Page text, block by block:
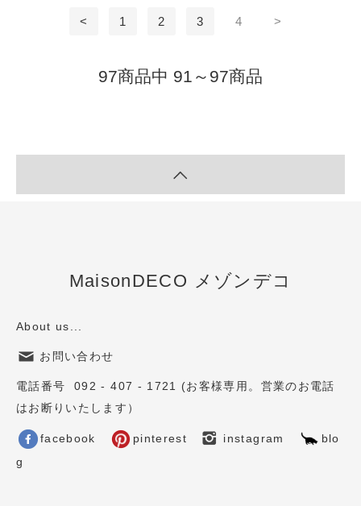
< 1 2 3 4 >
97商品中 91～97商品
MaisonDECO メゾンデコ
About us...
お問い合わせ
電話番号 092 - 407 - 1721 (お客様専用。営業のお電話
はお断りいたします）
facebook pinterest instagram
blo
g